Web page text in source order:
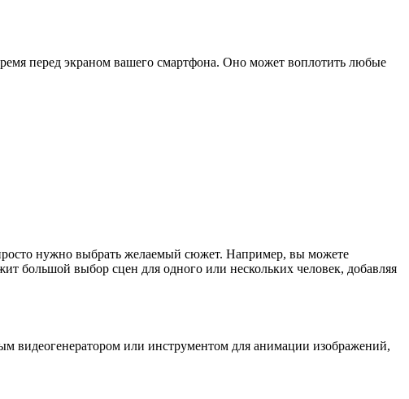
перед экраном вашего смартфона. Оно может воплотить любые
нужно выбрать желаемый сюжет. Например, вы можете
большой выбор сцен для одного или нескольких человек, добавляя
видеогенератором или инструментом для анимации изображений,